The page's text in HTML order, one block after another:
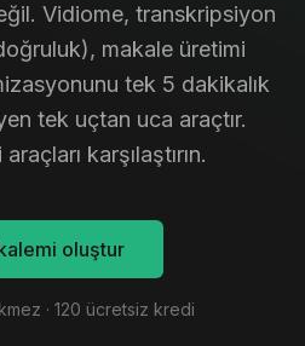
Vidiome, transkripsiyon
makale üretimi
tek 5 dakikalık
tek uçtan uca araçtır.
karşılaştırın.
oluştur
· 120 ücretsiz kredi